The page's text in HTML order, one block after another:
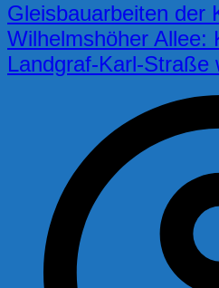
Gleisbauarbeiten der
Wilhelmshöher Allee:
Landgraf-Karl-Straße